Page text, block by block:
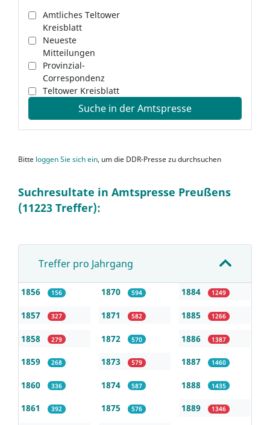
Amtliches Teltower
Kreisblatt
Neueste
Mitteilungen
Provinzial-
Correspondenz
Teltower Kreisblatt
Suche in der Amtspresse
Bitte loggen Sie sich ein, um die DDR-Presse zu durchsuchen
Suchresultate in Amtspresse Preußens
(11223 Treffer):
Treffer pro Jahrgang
1856 156
1857 327
1858 279
1859 268
1860 336
1861 392
1870 594
1871 582
1872 570
1873 579
1874 587
1875 576
1884 1249
1885 1266
1886 1387
1887 1460
1888 1435
1889 1346